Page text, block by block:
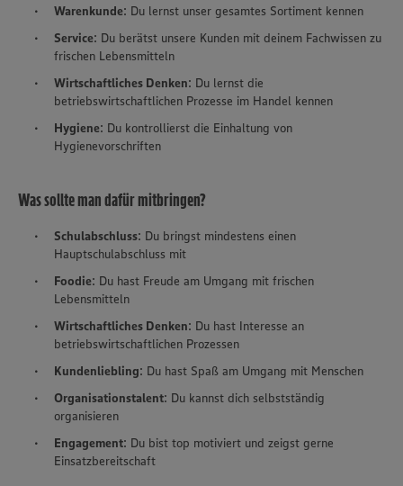
Warenkunde: Du lernst unser gesamtes Sortiment kennen
Service: Du berätst unsere Kunden mit deinem Fachwissen zu
frischen Lebensmitteln
Wirtschaftliches Denken: Du lernst die
betriebswirtschaftlichen Prozesse im Handel kennen
Hygiene: Du kontrollierst die Einhaltung von
Hygienevorschriften
Was sollte man dafür mitbringen?
Schulabschluss: Du bringst mindestens einen
Hauptschulabschluss mit
Foodie: Du hast Freude am Umgang mit frischen
Lebensmitteln
Wirtschaftliches Denken: Du hast Interesse an
betriebswirtschaftlichen Prozessen
Kundenliebling: Du hast Spaß am Umgang mit Menschen
Organisationstalent: Du kannst dich selbstständig
organisieren
Engagement: Du bist top motiviert und zeigst gerne
Einsatzbereitschaft